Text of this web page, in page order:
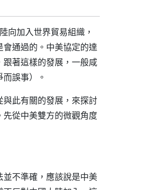
向加入世界貿易組織，
通過的。中美協定的達
著這樣的發展，一般咸
誤事）。
此有關的發展，來探討
從中美雙方的微觀角度
不準確，應該說是中美